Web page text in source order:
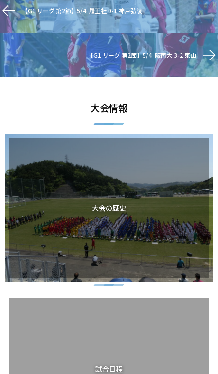
【G1 リーグ 第2節】5/4 履正社 0-1 神戸弘陵
【G1 リーグ 第2節】5/4 阪南大 3-2 東山
大会情報
大会の歴史
試合日程